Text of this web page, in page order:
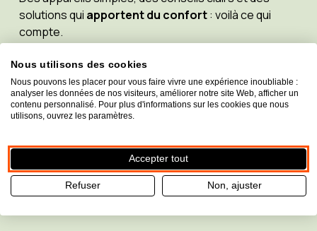
solutions qui apportent du confort: voilà ce qui
compte.
Nos conseillers en vision prennent tout le temps
nécessaire pour discuter des besoins des
malvoyants. Nous offrons à chacun la possibilité
d'essayer les appareils et de se familiariser avec eux.
bon choix.
Nos solutions pour les malvoyants
Nous utilisons des cookies
Nous pouvons les placer pour vous faire vivre une expérience inoubliable :
analyser les données de nos visiteurs, améliorer notre site Web, afficher un
contenu personnalisé. Pour plus d'informations sur les cookies que nous
utilisons, ouvrez les paramètres.
Accepter tout
Refuser Non, ajuster